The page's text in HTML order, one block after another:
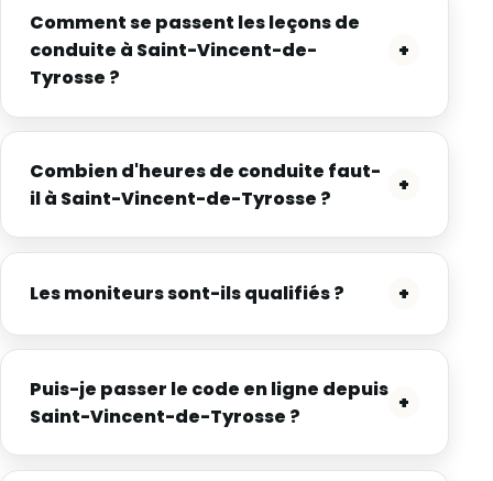
Comment se passent les leçons de
conduite à Saint-Vincent-de-
Tyrosse ?
+
Combien d'heures de conduite faut-
il à Saint-Vincent-de-Tyrosse ?
+
Les moniteurs sont-ils qualifiés ? +
Puis-je passer le code en ligne depuis
Saint-Vincent-de-Tyrosse ?
+